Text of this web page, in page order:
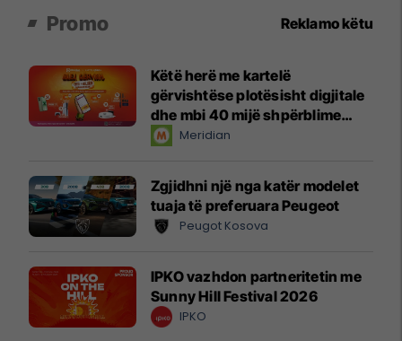
Promo Reklamo këtu
Këtë herë me kartelë
gërvishtëse plotësisht digjitale
dhe mbi 40 mijë shpërblime
instant!Meridian
Zgjidhni një nga katër modelet
tuaja të preferuara Peugeot
Peugot Kosova
IPKO vazhdon partneritetin me
Sunny Hill Festival 2026
IPKO